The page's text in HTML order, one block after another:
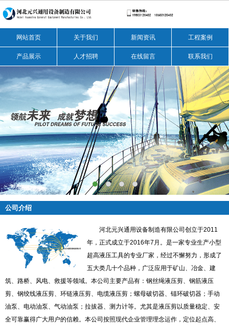
网站首页 关于我们 新闻资讯 工程案例
产品展示 人才招聘 在线留言 联系我们
公司介绍
河北元兴通用设备制造有限公司创立于2011
年，正式成立于2016年7月。是一家专业生产小型
超高液压工具的专业厂家，经过不懈努力，形成了
五大类几十个品种，广泛应用于矿山、冶金、建
筑、路桥、风电、救援等领域。本公司主要产品有：钢丝绳液压剪、钢筋液压
剪、钢绞线液压剪、环链液压剪、电缆液压剪；螺母破切器、锚环破切器；手动
油泵、电动油泵、气动油泵；拉拔器、测力计等。尤其是液压剪以质量稳定、安
全可靠赢得广大用户的信赖。本公司按照现代企业管理理念运作，定位起点高、